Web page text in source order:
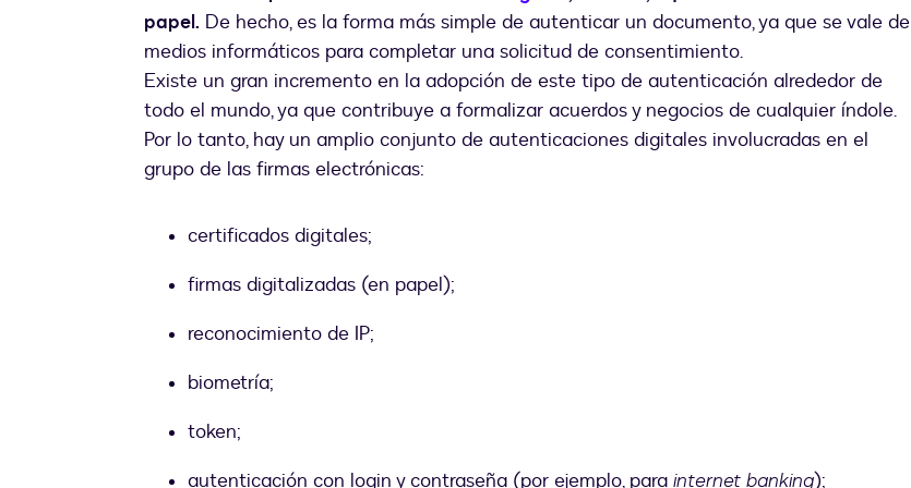
papel. De hecho, es la forma más simple de autenticar un documento, ya que se vale de
medios informáticos para completar una solicitud de consentimiento.
Existe un gran incremento en la adopción de este tipo de autenticación alrededor de
todo el mundo, ya que contribuye a formalizar acuerdos y negocios de cualquier índole.
Por lo tanto, hay un amplio conjunto de autenticaciones digitales involucradas en el
grupo de las firmas electrónicas:
certificados digitales;
firmas digitalizadas (en papel);
reconocimiento de IP;
biometría;
token;
autenticación con login y contraseña (por ejemplo, para internet banking);